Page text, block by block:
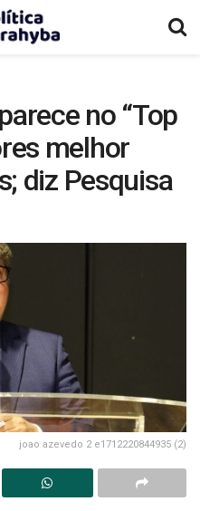
no “Top
melhor
diz Pesquisa
joao azevedo 2 e1712220844935 (2)